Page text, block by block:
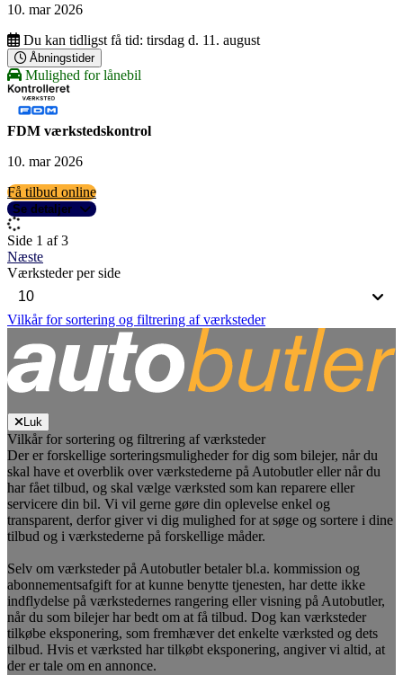
10. mar 2026
Du kan tidligst få tid: tirsdag d. 11. august
Åbningstider
Mulighed for lånebil
FDM værkstedskontrol
10. mar 2026
Få tilbud online
Se detaljer
Side 1 af 3
Næste
Værksteder per side
Vilkår for sortering og filtrering af værksteder
Luk
Vilkår for sortering og filtrering af værksteder
Der er forskellige sorteringsmuligheder for dig som bilejer, når du
skal have et overblik over værkstederne på Autobutler eller når du
har fået tilbud, og skal vælge værksted som kan reparere eller
servicere din bil. Vi vil gerne gøre din oplevelse enkel og
transparent, derfor giver vi dig mulighed for at søge og sortere i dine
tilbud og i værkstederne på forskellige måder.
Selv om værksteder på Autobutler betaler bl.a. kommission og
abonnementsafgift for at kunne benytte tjenesten, har dette ikke
indflydelse på værkstedernes rangering eller visning på Autobutler,
når du som bilejer har bedt om at få tilbud. Dog kan værksteder
tilkøbe eksponering, som fremhæver det enkelte værksted og dets
tilbud. Hvis et værksted har tilkøbt eksponering, angiver vi altid, at
der er tale om en annonce.